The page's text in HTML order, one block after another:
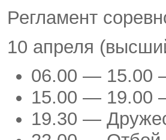
Регламент
10 апреля
06.00 — 15.00
15.00 — 19.00
19.30 —